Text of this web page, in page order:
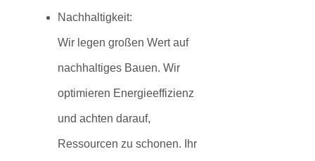
Nachhaltigkeit:
Wir legen großen Wert auf
nachhaltiges Bauen. Wir
optimieren Energieeffizienz
und achten darauf,
Ressourcen zu schonen. Ihr